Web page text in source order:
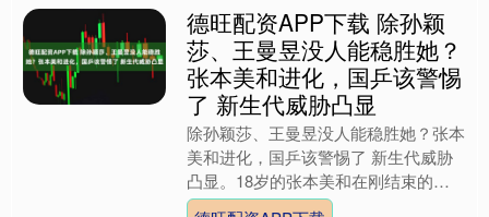
德旺配资APP下载 除孙颖
莎、王曼昱没人能稳胜她？
张本美和进化，国乒该警惕
了 新生代威胁凸显
除孙颖莎、王曼昱没人能稳胜她？张本
美和进化，国乒该警惕了 新生代威胁
凸显。18岁的张本美和在刚结束的
WTT横滨冠军赛上连胜三位国乒选手